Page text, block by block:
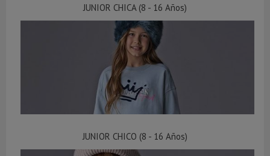
JUNIOR CHICA (8 - 16 Años)
JUNIOR CHICO (8 - 16 Años)